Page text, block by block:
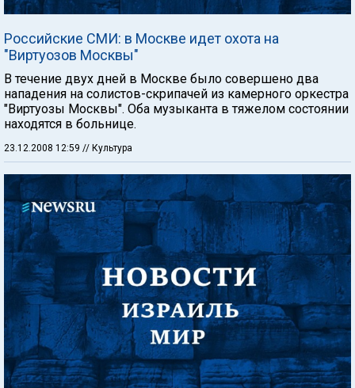
Российские СМИ: в Москве идет охота на
"Виртуозов Москвы"
В течение двух дней в Москве было совершено два
нападения на солистов-скрипачей из камерного оркестра
"Виртуозы Москвы". Оба музыканта в тяжелом состоянии
находятся в больнице.
23.12.2008 12:59 // Культура